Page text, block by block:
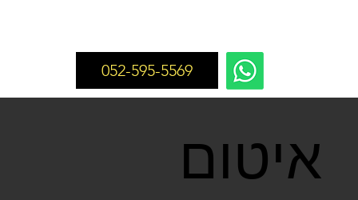
052-595-5569
איטום